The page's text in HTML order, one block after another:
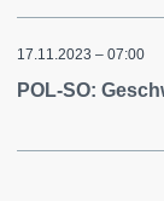
17.11.2023 – 07:00
POL-SO: